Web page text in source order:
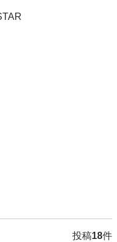
投稿18件